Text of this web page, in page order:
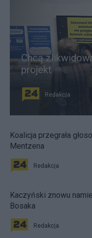
Chcą
projekt
Redakcja
Koalicja przegrała
Mentzena
Redakcja
Kaczyński znowu
Bosaka
Redakcja